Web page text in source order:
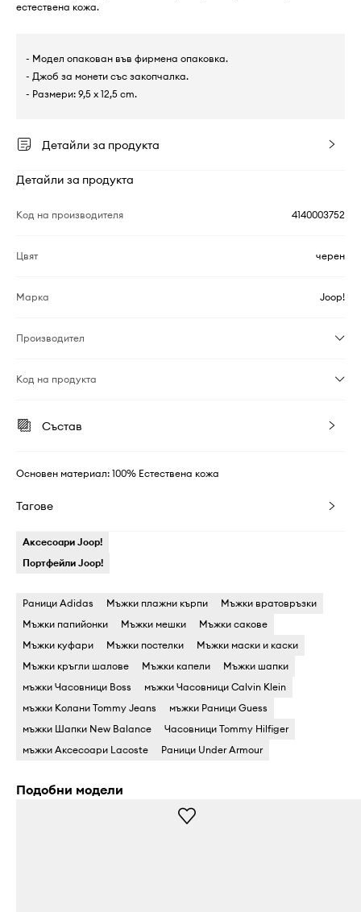
естествена кожа.
- Модел опакован във фирмена опаковка.
- Джоб за монети със закопчалка.
- Размери: 9,5 x 12,5 cm.
Детайли за продукта
Детайли за продукта
Код на производителя 4140003752
Цвят черен
Марка Joop!
Производител
Код на продукта
Състав
Основен материал: 100% Естествена кожа
Тагове
Аксесоари Joop!
Портфейли Joop!
Раници Adidas Мъжки плажни кърпи
Мъжки вратовръзки
Мъжки папийонки
Мъжки мешки
Мъжки сакове
Мъжки куфари
Мъжки постелки
Мъжки маски и каски
Мъжки кръгли шалове
Мъжки капели
Мъжки шапки
мъжки Часовници Boss
мъжки Часовници Calvin Klein
мъжки Колани Tommy Jeans
мъжки Раници Guess
мъжки Шапки New Balance
Часовници Tommy Hilfiger
мъжки Аксесоари Lacoste
Раници Under Armour
Подобни модели